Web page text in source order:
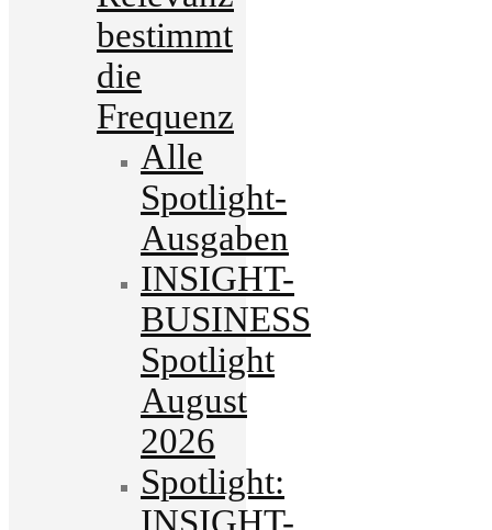
bestimmt
die
Frequenz
Alle
Spotlight-
Ausgaben
INSIGHT-
BUSINESS
Spotlight
August
2026
Spotlight:
INSIGHT-